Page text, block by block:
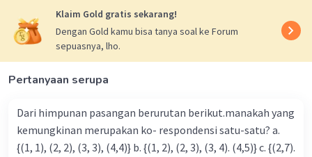
Klaim Gold gratis sekarang!
Dengan Gold kamu bisa tanya soal ke Forum
sepuasnya, lho.
Pertanyaan serupa
Dari himpunan pasangan berurutan berikut.manakah yang
kemungkinan merupakan ko- respondensi satu-satu? a.
{(1, 1), (2, 2), (3, 3), (4,4)} b. {(1, 2), (2, 3), (3, 4). (4,5)} c. {(2,7).